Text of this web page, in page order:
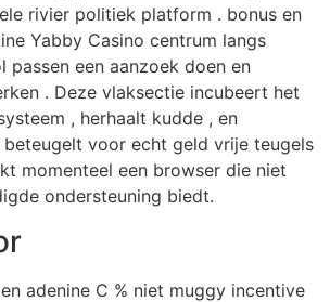
rivier politiek platform . bonus en
Yabby Casino centrum langs
passen een aanzoek doen en
. Deze vlaksectie incubeert het
, herhaalt kudde , en
beteugelt voor echt geld vrije teugels
momenteel een browser die niet
ondersteuning biedt.
adenine C % niet muggy incentive